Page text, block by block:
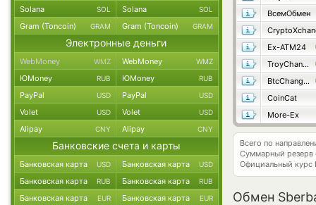
ВсемОбмен
Ex-ATM24
TroyChange
BtcChange24
CoinCat
More-Ex
Всего по
Суммарный резерв
Официальный курс
Обмен
Solana SOL Solana SOL
Gram (Toncoin) GRAM Gram (Toncoin) GRAM
Электронные деньги
WebMoney WMZ WebMoney WMZ
ЮMoney RUB ЮMoney RUB
PayPal USD PayPal USD
Volet USD Volet USD
Alipay CNY Alipay CNY
Банковские счета и карты
Банковская карта USD Банковская карта USD
Банковская карта RUB Банковская карта RUB
Банковская карта EUR Банковская карта EUR